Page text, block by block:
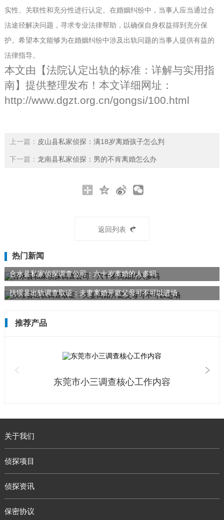
实性、关联性和充分性进行认定。在婚姻纠纷中，当事人应当通过合
法途径解决问题，寻求专业法律帮助，以确保自身权益得到充分保
护。希望本文能够为在婚姻纠纷中涉及出轨问题的当事人提供有益的
法律指导。
本文由【法院认定出轨的标准：详解与实用指
南】提供整理发布！本文详细网址：
http://www.dgzt.org.cn/gongsi/100.html
上一篇： 皮山县私家侦探：满18岁离婚孩子怎么判
下一篇： 龙南县私家侦探：男的不肯离婚怎么办
返回列表
热门新闻
合水县私家侦探调查公司：六十岁离婚的人多吗
扶绥县出轨调查取证：夫妻离婚开庭父母可不可以进场
推荐产品
东莞市小三调查核心工作内容
关于我们
侦探项目
侦探资讯
保密协议